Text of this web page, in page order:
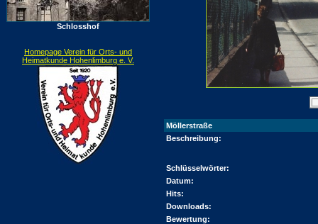
Schlosshof
Homepage Verein für Orts- und
Heimatkunde Hohenlimburg e. V.
Möllerstraße
Beschreibung:
Schlüsselwörter:
Datum:
Hits:
Downloads:
Bewertung: